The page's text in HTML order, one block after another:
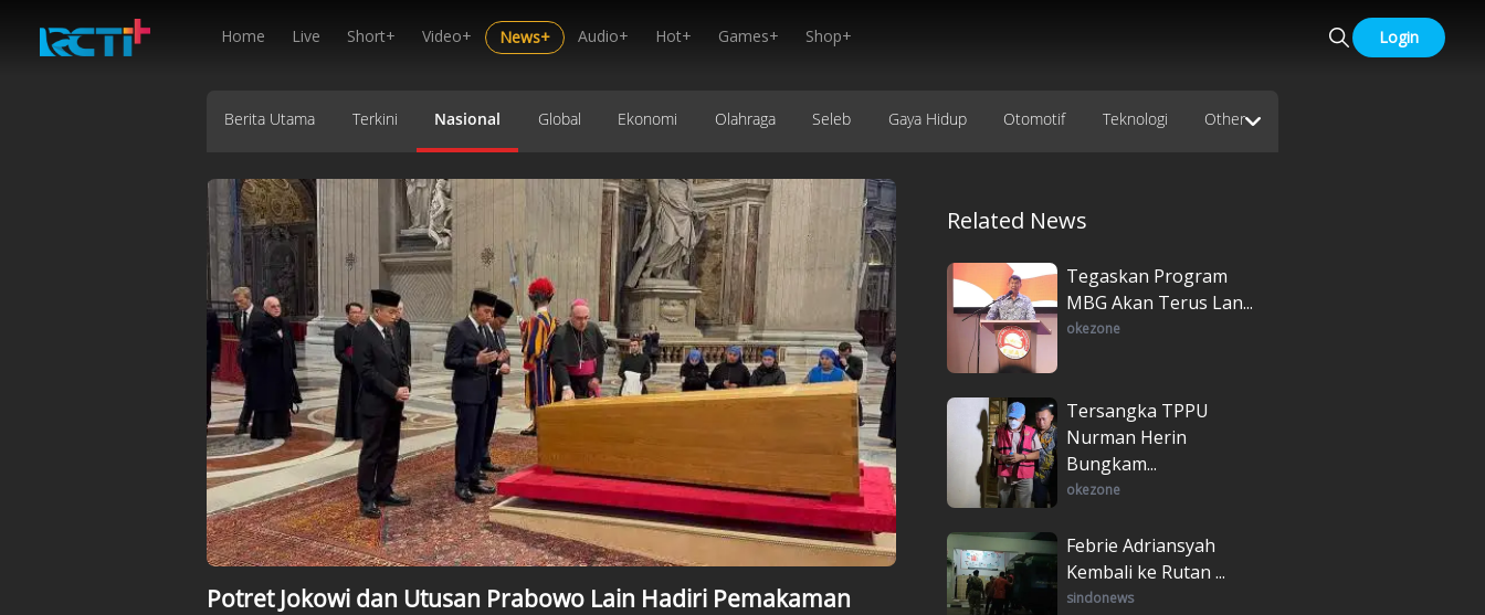
Home Live Short+ Video+ News+ Audio+ Hot+ Games+ Shop+ Login
Berita Utama Terkini Nasional Global Ekonomi Olahraga Seleb Gaya Hidup Otomotif Teknologi Other
Potret Jokowi dan Utusan Prabowo Lain Hadiri Pemakaman
Related News
Tegaskan Program
MBG Akan Terus Lan...
okezone
Tersangka TPPU
Nurman Herin
Bungkam...
okezone
Febrie Adriansyah
Kembali ke Rutan ...
sindonews